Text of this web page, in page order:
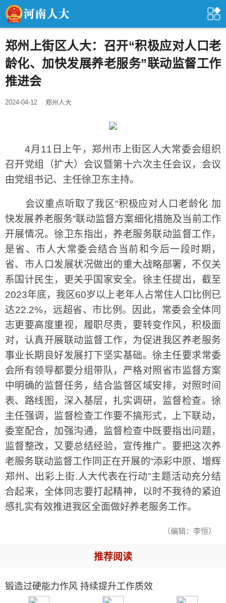
郑州上街区人大：召开“积极应对人口老
龄化、加快发展养老服务”联动监督工作
推进会
2024-04-12 郑州人大
4月11日上午，郑州市上街区人大常委会组织
召开党组（扩大）会议暨第十六次主任会议，会议
由党组书记、主任徐卫东主持。
会议重点听取了我区“积极应对人口老龄化 加
快发展养老服务”联动监督方案细化措施及当前工作
开展情况。徐卫东指出，养老服务联动监督工作，
是省、市人大常委会结合当前和今后一段时期，
省、市人口发展状况做出的重大战略部署，不仅关
系国计民生，更关乎国家安全。徐主任提出，截至
2023年底，我区60岁以上老年人占常住人口比例已
达22.2%，远超省、市比例。因此，常委会全体同
志更要高度重视，履职尽责，要转变作风，积极面
对，认真开展联动监督工作，为促进我区养老服务
事业长期良好发展打下坚实基础。徐主任要求常委
会所有领导都要分组带队，严格对照省市监督方案
中明确的监督任务，结合监督区域安排，对照时间
表、路线图，深入基层，扎实调研，监督检查。徐
主任强调，监督检查工作要不搞形式，上下联动，
委室配合，加强沟通，监督检查中既要指出问题，
监督整改，又要总结经验，宣传推广。要把这次养
老服务联动监督工作同正在开展的“添彩中原、增辉
郑州、出彩上街.人大代表在行动”主题活动充分结
合起来，全体同志要打起精神，以时不我待的紧迫
感扎实有效推进我区全面做好养老服务工作。
（编辑：李恒）
推荐阅读
锻造过硬能力作风 持续提升工作质效